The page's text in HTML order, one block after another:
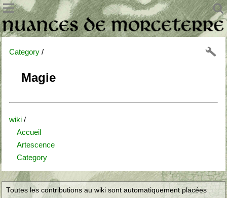
Category /
Magie
wiki /
Accueil
Artescence
Category
Toutes les contributions au wiki sont automatiquement placées